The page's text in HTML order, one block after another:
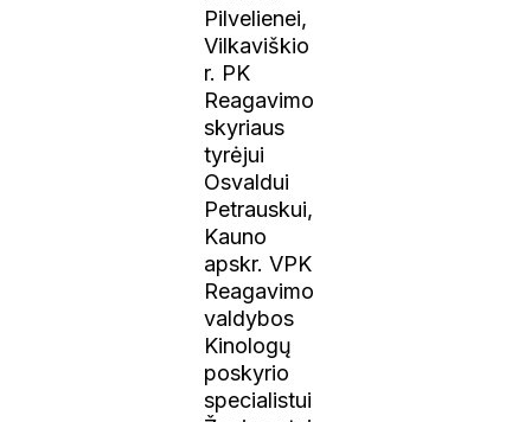
Pilvelienei,
Vilkaviškio
r. PK
Reagavimo
skyriaus
tyrėjui
Osvaldui
Petrauskui,
Kauno
apskr. VPK
Reagavimo
valdybos
Kinologų
poskyrio
specialistui